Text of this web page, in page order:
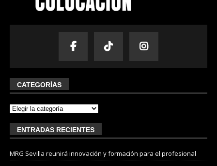
CATEGORÍAS
ENTRADAS RECIENTES
MRG Sevilla reunirá innovación y formación para el profesional